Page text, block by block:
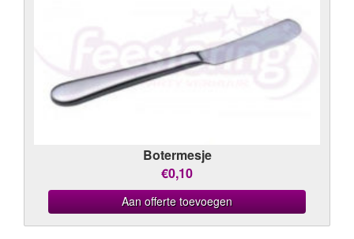
Botermesje
€0,10
Aan offerte toevoegen